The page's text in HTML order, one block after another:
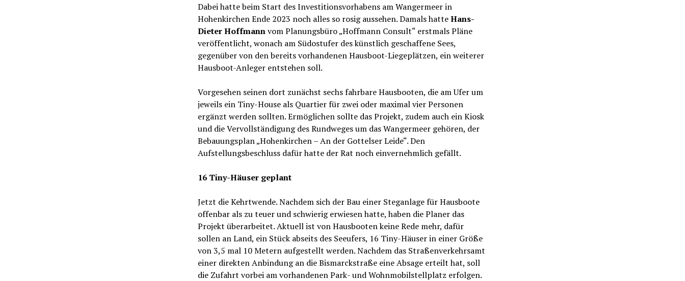
Dabei hatte beim Start des Investitionsvorhabens am Wangermeer in
Hohenkirchen Ende 2023 noch alles so rosig aussehen. Damals hatteHans-
Dieter Hoffmannvom Planungsbüro „Hoffmann Consult“ erstmals Pläne
veröffentlicht, wonach am Südostufer des künstlich geschaffene Sees,
gegenüber von den bereits vorhandenen Hausboot-Liegeplätzen, ein weiterer
Hausboot-Anleger entstehen soll.
Vorgesehen seinen dort zunächst sechs fahrbare Hausbooten, die am Ufer um
jeweils ein Tiny-House als Quartier für zwei oder maximal vier Personen
ergänzt werden sollten. Ermöglichen sollte das Projekt, zudem auch ein Kiosk
und die Vervollständigung des Rundweges um das Wangermeer gehören, der
Bebauungsplan „Hohenkirchen – An der Gottelser Leide“. Den
Aufstellungsbeschluss dafür hatte der Rat noch einvernehmlich gefällt.
16 Tiny-Häuser geplant
Jetzt die Kehrtwende. Nachdem sich der Bau einer Steganlage für Hausboote
offenbar als zu teuer und schwierig erwiesen hatte, haben die Planer das
Projekt überarbeitet. Aktuell ist von Hausbooten keine Rede mehr, dafür
sollen an Land, ein Stück abseits des Seeufers, 16 Tiny-Häuser in einer Größe
von 3,5 mal 10 Metern aufgestellt werden. Nachdem das Straßenverkehrsamt
einer direkten Anbindung an die Bismarckstraße eine Absage erteilt hat, soll
die Zufahrt vorbei am vorhandenen Park- und Wohnmobilstellplatz erfolgen.